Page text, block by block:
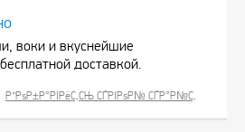
воки и вкуснейшие
доставкой.
Р”РѕР±Р°РІРёС‚СЊ СЃРІРѕР№ СЃР°Р№С‚